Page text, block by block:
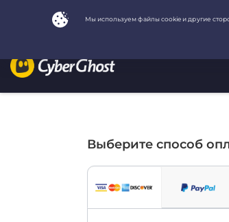
Выберите способ